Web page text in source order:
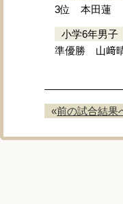
3位 本田蓮
小学6年男子
準優勝 山﨑
«前の試合結果